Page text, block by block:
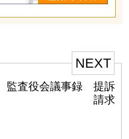
NEXT
監査役会議事録 提訴
請求